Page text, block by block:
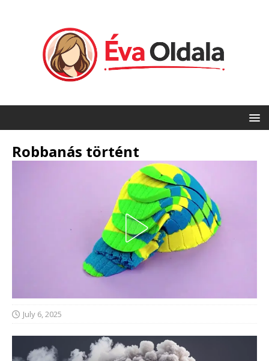
Robbanás történt
July 6, 2025